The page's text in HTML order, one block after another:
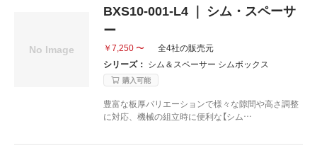
BXS10-001-L4 ｜ シム・スペーサ
ー
￥7,250 〜
全4社の販売元
シリーズ： シム＆スペーサー シムボックス
購入可能
豊富な板厚バリエーションで様々な隙間や高さ調整
に対応、機械の組立時に便利な【シム…